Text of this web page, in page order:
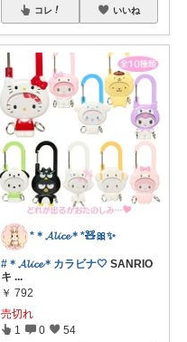
コレ いいね
*＊𝓐𝓵𝓲𝓬𝓮＊*🧸🎀✨
#＊𝓐𝓵𝓲𝓬𝓮＊カラビナ🤍 SANRIO
キ ...
￥ 792
売切れ
1 0 54